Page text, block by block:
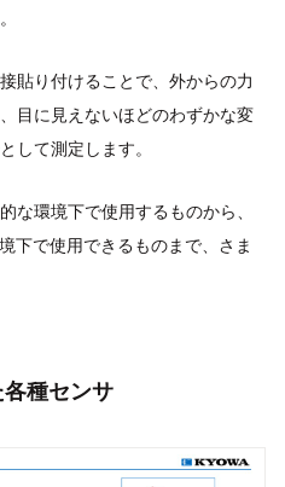
貼り付けることで、外からの力
目に見えないほどのわずかな変
して測定します。
な環境下で使用するものから、
下で使用できるものまで、さま
種センサ